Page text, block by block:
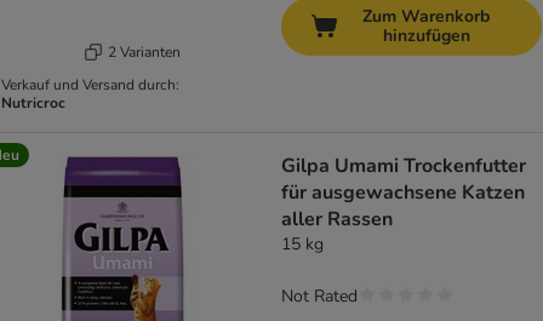
2 Varianten
Verkauf und Versand durch:
Nutricroc
Zum Warenkorb
hinzufügen
Gilpa Umami Trockenfutter
für ausgewachsene Katzen
aller Rassen
15 kg
Not Rated